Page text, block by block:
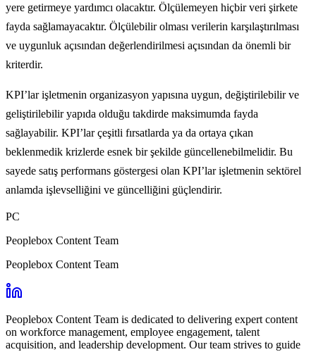
yere getirmeye yardımcı olacaktır. Ölçülemeyen hiçbir veri şirkete
fayda sağlamayacaktır. Ölçülebilir olması verilerin karşılaştırılması
ve uygunluk açısından değerlendirilmesi açısından da önemli bir
kriterdir.
KPI’lar işletmenin organizasyon yapısına uygun, değiştirilebilir ve
geliştirilebilir yapıda olduğu takdirde maksimumda fayda
sağlayabilir. KPI’lar çeşitli fırsatlarda ya da ortaya çıkan
beklenmedik krizlerde esnek bir şekilde güncellenebilmelidir. Bu
sayede satış performans göstergesi olan KPI’lar işletmenin sektörel
anlamda işlevselliğini ve güncelliğini güçlendirir.
PC
Peoplebox Content Team
Peoplebox Content Team
Peoplebox Content Team is dedicated to delivering expert content
on workforce management, employee engagement, talent
acquisition, and leadership development. Our team strives to guide